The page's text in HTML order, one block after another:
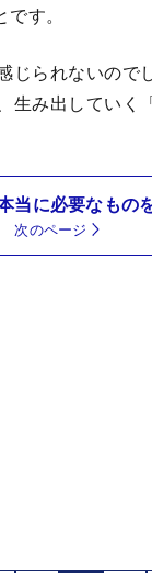
す。
られないので
生み出していく
当に必要なもの
次のページ